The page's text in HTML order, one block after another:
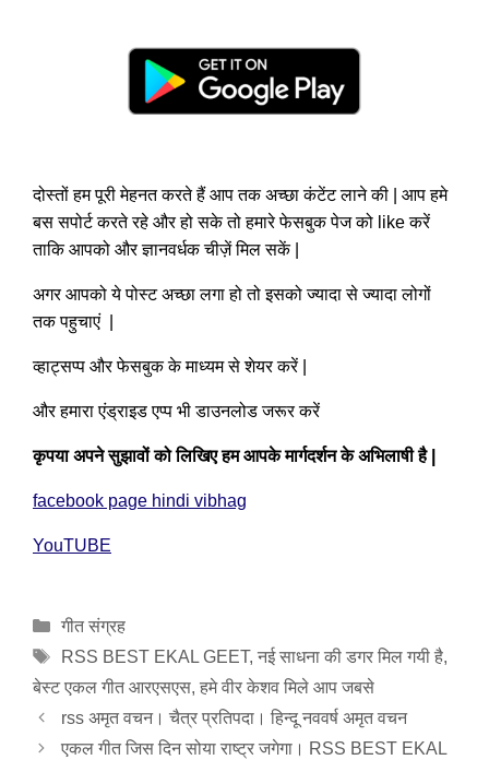
दोस्तों हम पूरी मेहनत करते हैं आप तक अच्छा कंटेंट लाने की | आप हमे
बस सपोर्ट करते रहे और हो सके तो हमारे फेसबुक पेज को like करें
ताकि आपको और ज्ञानवर्धक चीज़ें मिल सकें |
अगर आपको ये पोस्ट अच्छा लगा हो तो इसको ज्यादा से ज्यादा लोगों
तक पहुचाएं |
व्हाट्सप्प और फेसबुक के माध्यम से शेयर करें |
और हमारा एंड्राइड एप्प भी डाउनलोड जरूर करें
कृपया अपने सुझावों को लिखिए हम आपके मार्गदर्शन के अभिलाषी है
facebook page hindi vibhag
YouTUBE
Categories
गीत संग्रह
Tags
RSS BEST EKAL GEET, नई साधना की डगर मिल गयी है,
बेस्ट एकल गीत आरएसएस, हमे वीर केशव मिले आप जबसे
rss अमृत वचन। चैत्र प्रतिपदा। हिन्दू नववर्ष अमृत वचन
एकल गीत जिस दिन सोया राष्ट्र जगेगा। RSS BEST EKAL